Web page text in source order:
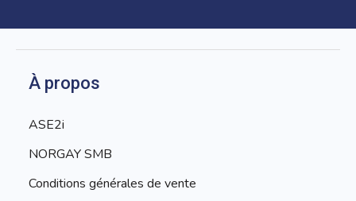
À propos
ASE2i
NORGAY SMB
Conditions générales de vente